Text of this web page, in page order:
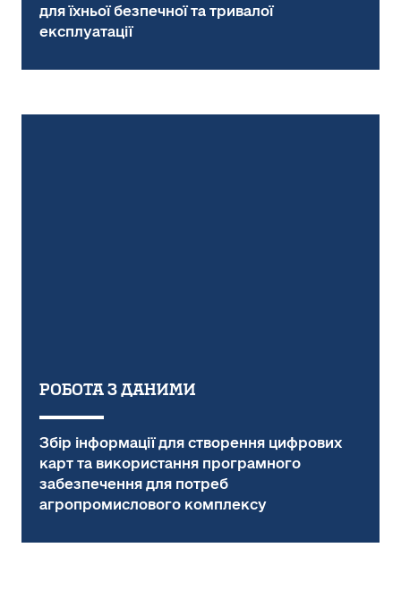
для їхньої безпечної та тривалої
експлуатації
Робота з даними
Збір інформації для створення цифрових
карт та використання програмного
забезпечення для потреб
агропромислового комплексу